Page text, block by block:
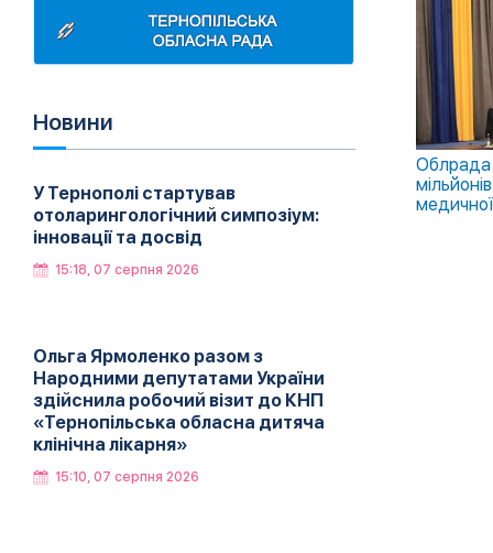
Новини
У Тернополі стартував
отоларингологічний симпозіум:
інновації та досвід
15:18, 07 серпня 2026
Ольга Ярмоленко разом з
Народними депутатами України
здійснила робочий візит до КНП
«Тернопільська обласна дитяча
клінічна лікарня»
15:10, 07 серпня 2026
Облрада
медичної